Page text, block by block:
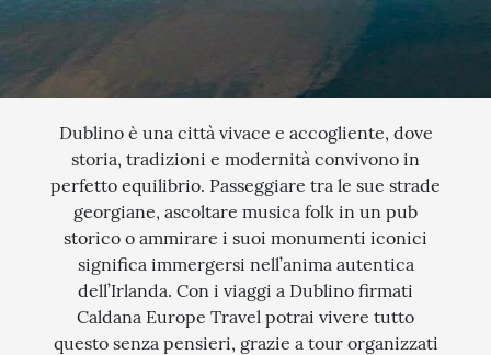
Dublino è una città vivace e accogliente, dove
storia, tradizioni e modernità convivono in
perfetto equilibrio. Passeggiare tra le sue strade
georgiane, ascoltare musica folk in un pub
storico o ammirare i suoi monumenti iconici
significa immergersi nell’anima autentica
dell’Irlanda. Con i viaggi a Dublino firmati
Caldana Europe Travel potrai vivere tutto
questo senza pensieri, grazie a tour organizzati
TOUR ESCORTED
TRATTI DI PASSEGGIATA
SCOPERTA
NATURA
I LUOGHI DELLO SPIRITO
STORIA
CITTÀ